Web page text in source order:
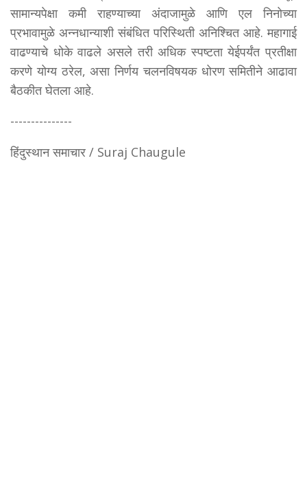
सामान्यपेक्षा कमी राहण्याच्या अंदाजामुळे आणि एल निनोच्या
प्रभावामुळे अन्नधान्याशी संबंधित परिस्थिती अनिश्चित आहे. महागाई
वाढण्याचे धोके वाढले असले तरी अधिक स्पष्टता येईपर्यंत प्रतीक्षा
करणे योग्य ठरेल, असा निर्णय चलनविषयक धोरण समितीने आढावा
बैठकीत घेतला आहे.
---------------
हिंदुस्थान समाचार / Suraj Chaugule